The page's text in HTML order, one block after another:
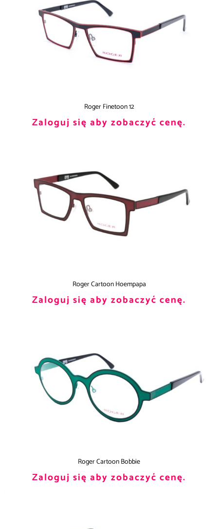
Roger Finetoon 12
Zaloguj się aby zobaczyć cenę.
Roger Cartoon Hoempapa
Zaloguj się aby zobaczyć cenę.
Roger Cartoon Bobbie
Zaloguj się aby zobaczyć cenę.